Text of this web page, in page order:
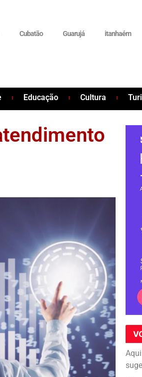
Cubatão Guarujá itanhaém
Educação Cultura